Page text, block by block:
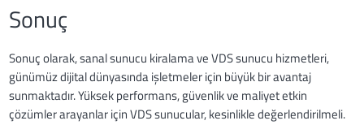
Sonuç
Sonuç olarak, sanal sunucu kiralama ve VDS sunucu hizmetleri,
günümüz dijital dünyasında işletmeler için büyük bir avantaj
sunmaktadır. Yüksek performans, güvenlik ve maliyet etkin
çözümler arayanlar için VDS sunucular, kesinlikle değerlendirilmeli.